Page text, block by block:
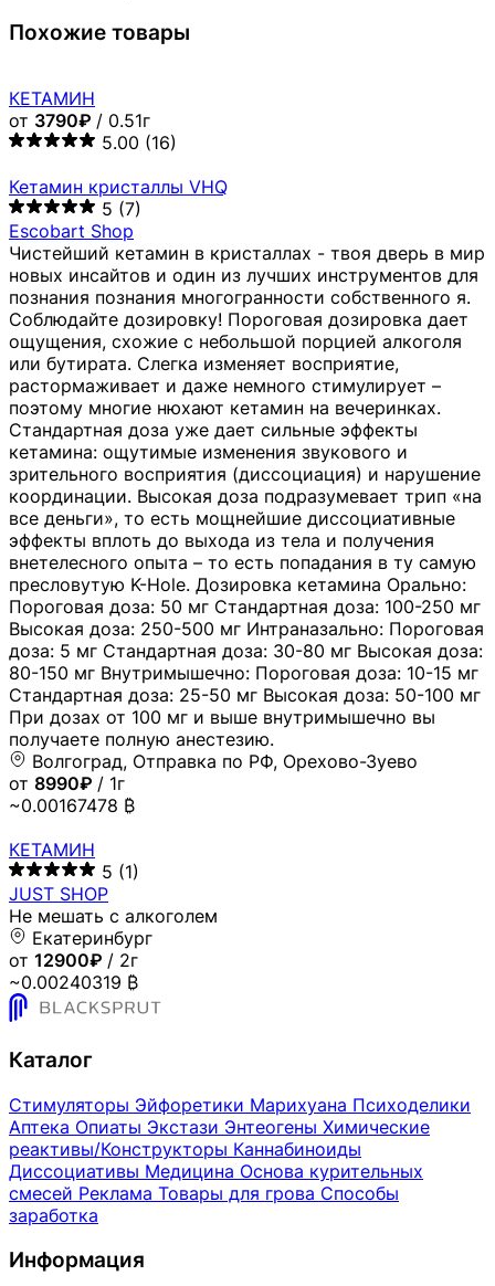
Похожие товары
КЕТАМИН
от 3790₽ / 0.51г
5.00 (16)
Кетамин кристаллы VHQ
5 (7)
Escobart Shop
Чистейший кетамин в кристаллах - твоя дверь в мир
новых инсайтов и один из лучших инструментов для
познания познания многогранности собственного я.
Соблюдайте дозировку! Пороговая дозировка дает
ощущения, схожие с небольшой порцией алкоголя
или бутирата. Слегка изменяет восприятие,
растормаживает и даже немного стимулирует –
поэтому многие нюхают кетамин на вечеринках.
Стандартная доза уже дает сильные эффекты
кетамина: ощутимые изменения звукового и
зрительного восприятия (диссоциация) и нарушение
координации. Высокая доза подразумевает трип «на
все деньги», то есть мощнейшие диссоциативные
эффекты вплоть до выхода из тела и получения
внетелесного опыта – то есть попадания в ту самую
пресловутую K-Hole. Дозировка кетамина Орально:
Пороговая доза: 50 мг Стандартная доза: 100-250 мг
Высокая доза: 250-500 мг Интраназально: Пороговая
доза: 5 мг Стандартная доза: 30-80 мг Высокая доза:
80-150 мг Внутримышечно: Пороговая доза: 10-15 мг
Стандартная доза: 25-50 мг Высокая доза: 50-100 мг
При дозах от 100 мг и выше внутримышечно вы
получаете полную анестезию.
Волгоград, Отправка по РФ, Орехово-Зуево
от 8990₽ / 1г
~0.00167478 ₿
КЕТАМИН
5 (1)
JUST SHOP
Не мешать с алкоголем
Екатеринбург
от 12900₽ / 2г
~0.00240319 ₿
Каталог
Стимуляторы Эйфоретики Марихуана Психоделики
Аптека Опиаты Экстази Энтеогены Химические
реактивы/Конструкторы Каннабиноиды
Диссоциативы Медицина Основа курительных
смесей Реклама Товары для грова Способы
заработка
Информация